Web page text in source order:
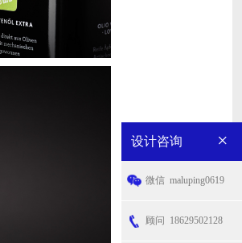
设计咨询 ×
微信 maluping0619
顾问 18629502128